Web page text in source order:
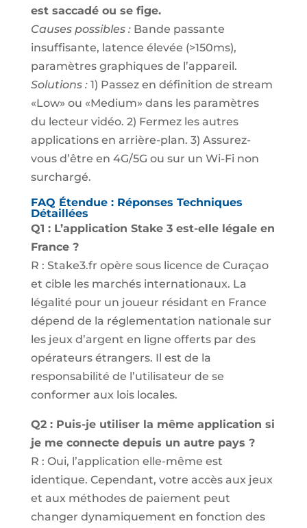
est saccadé ou se fige.
Causes possibles :Bande passante
insuffisante, latence élevée (>150ms),
paramètres graphiques de l’appareil.
Solutions :1) Passez en définition de stream
«Low» ou «Medium» dans les paramètres
du lecteur vidéo. 2) Fermez les autres
applications en arrière-plan. 3) Assurez-
vous d’être en 4G/5G ou sur un Wi-Fi non
surchargé.
FAQ Étendue : Réponses Techniques
Détaillées
Q1 : L’application Stake 3 est-elle légale en
France ?
R : Stake3.fr opère sous licence de Curaçao
et cible les marchés internationaux. La
légalité pour un joueur résidant en France
dépend de la réglementation nationale sur
les jeux d’argent en ligne offerts par des
opérateurs étrangers. Il est de la
responsabilité de l’utilisateur de se
conformer aux lois locales.
Q2 : Puis-je utiliser la même application si
je me connecte depuis un autre pays ?
R : Oui, l’application elle-même est
identique. Cependant, votre accès aux jeux
et aux méthodes de paiement peut
changer dynamiquement en fonction des